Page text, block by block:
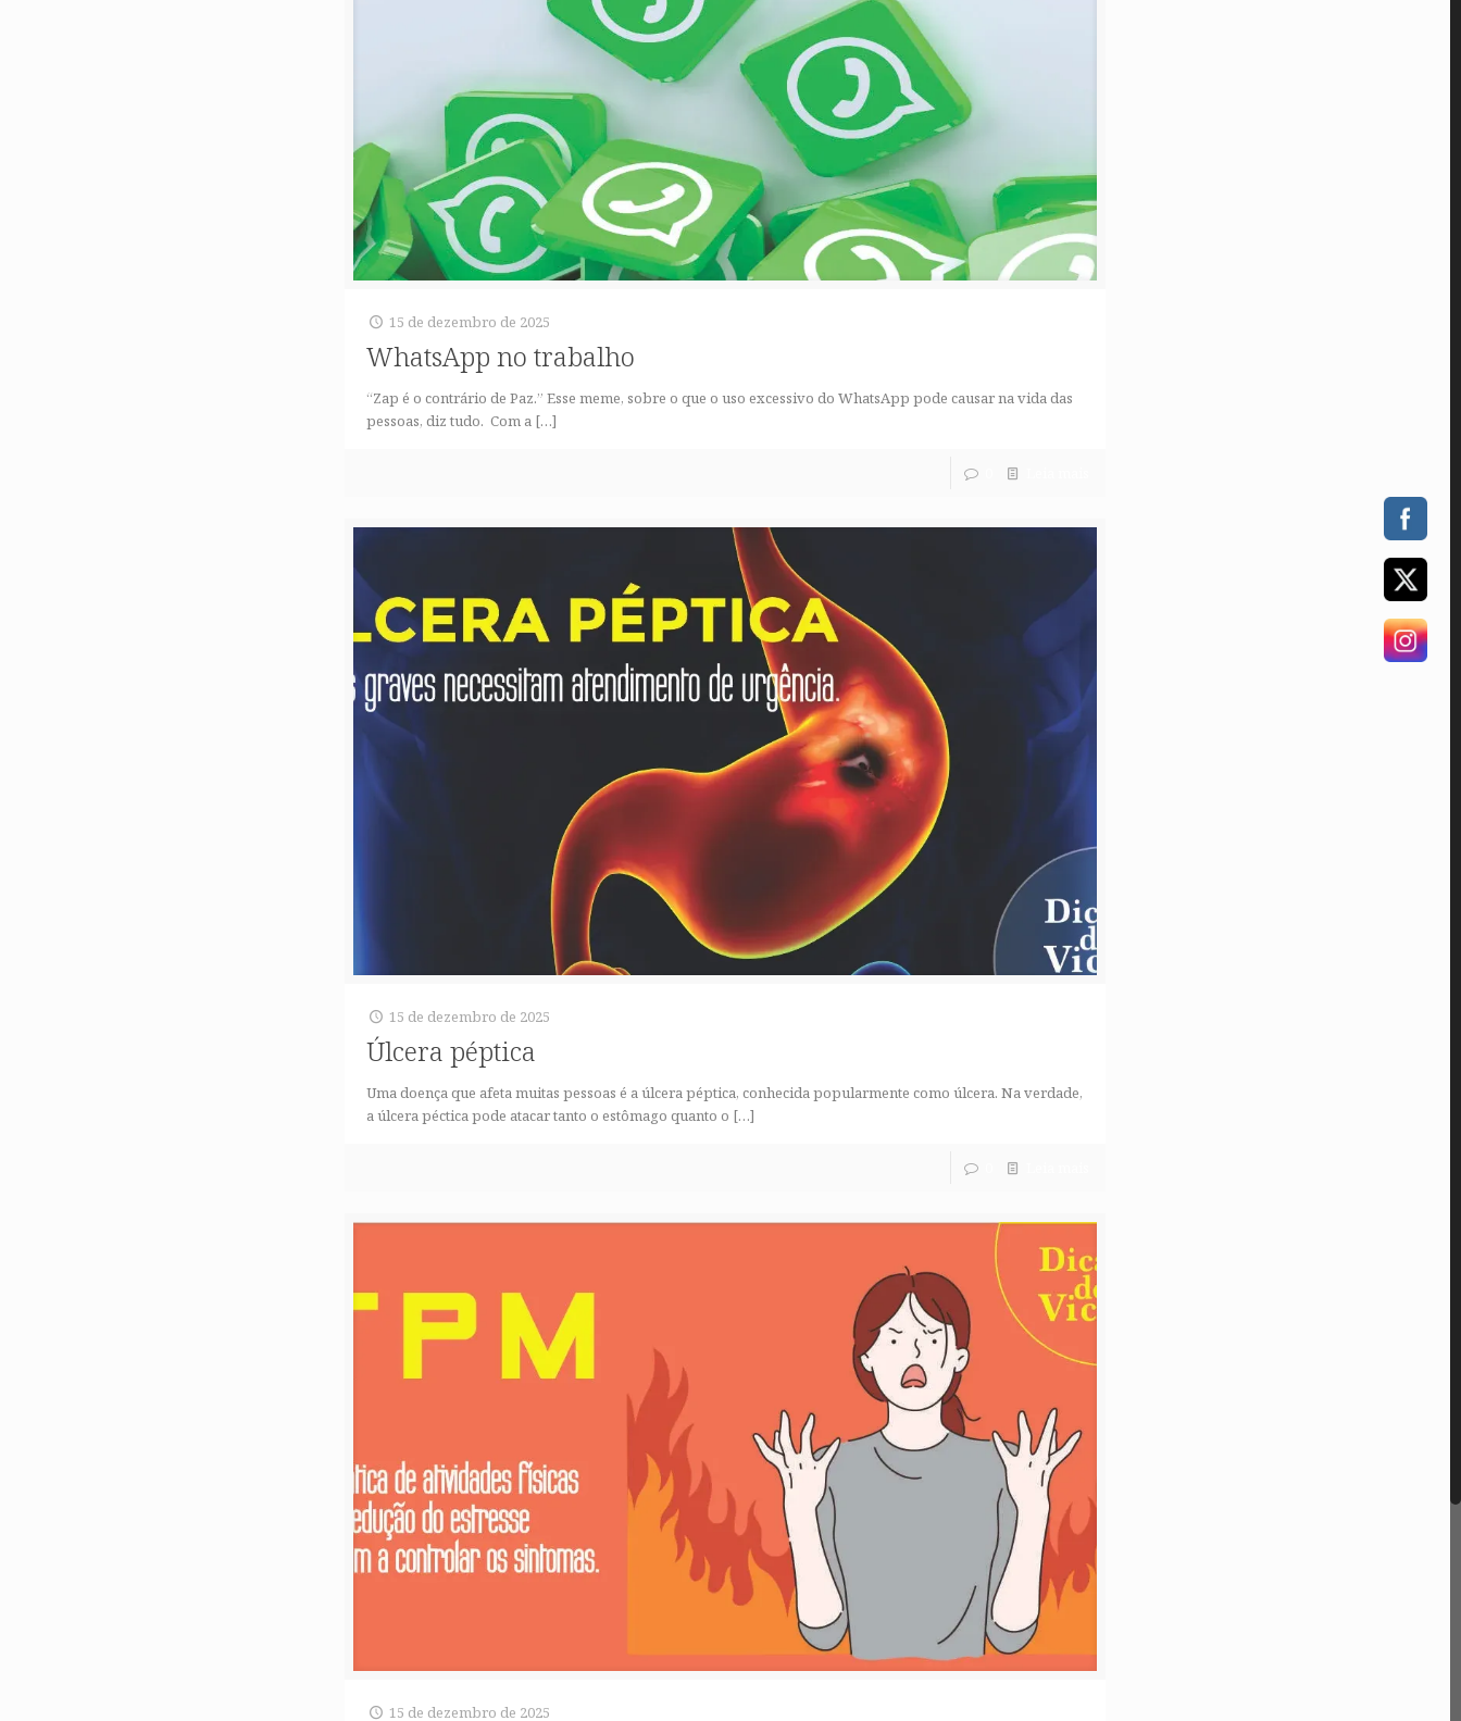
15 de dezembro de 2025
WhatsApp no trabalho
“Zap é o contrário de Paz.” Esse meme, sobre o que o uso excessivo do WhatsApp pode causar na vida das
pessoas, diz tudo. Com a […]
15 de dezembro de 2025
Úlcera péptica
Uma doença que afeta muitas pessoas é a úlcera péptica, conhecida popularmente como úlcera. Na verdade,
a úlcera péctica pode atacar tanto o estômago quanto o […]
15 de dezembro de 2025